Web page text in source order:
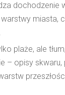
dochodzenie
warstwy miasta,
plaże, ale
– opisy